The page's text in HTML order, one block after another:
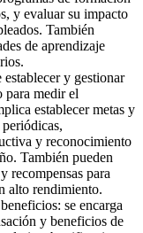
y evaluar su impacto
También
de aprendizaje
establecer y gestionar
para medir el
establecer metas y
y reconocimiento
También pueden
recompensas para
alto rendimiento.
se encarga
y beneficios de